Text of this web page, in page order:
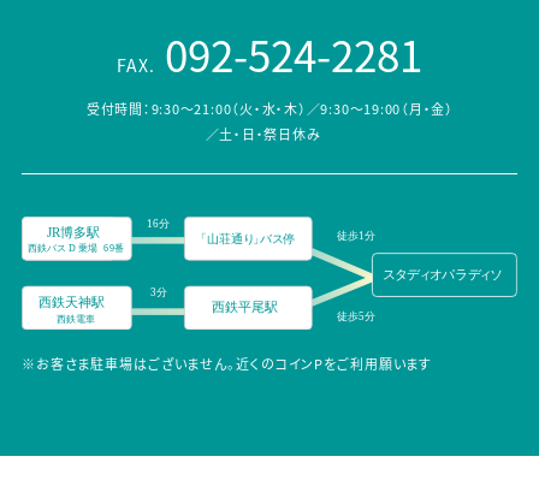
FAX. 092-524-2281
受付時間：9:30～21:00（火・水・木）／9:30～19:00（月・金）
／土・日・祭日休み
※お客さま駐車場はございません。近くのコインPをご利用願います